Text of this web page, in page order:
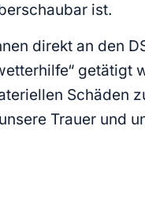
ist.
direkt an den
getätigt
Schäden
Trauer und